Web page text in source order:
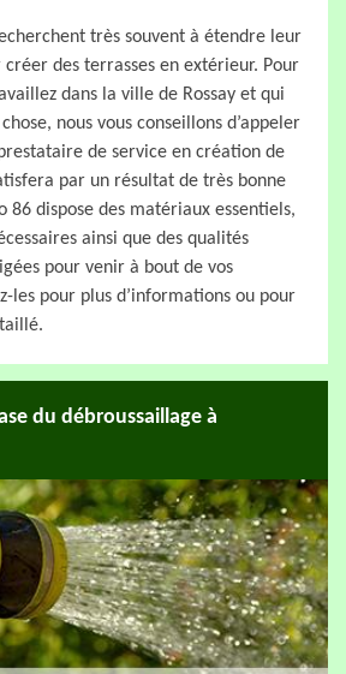
très souvent à étendre leur
des terrasses en extérieur. Pour
dans la ville de Rossay et qui
nous vous conseillons d’appeler
de service en création de
par un résultat de très bonne
86 dispose des matériaux essentiels,
ainsi que des qualités
pour venir à bout de vos
les pour plus d’informations ou pour
du débroussaillage à